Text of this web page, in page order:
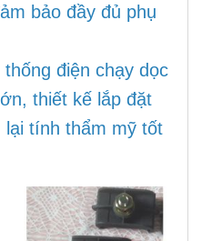
bảo đầy đủ phụ
điện chạy dọc
thiết kế lắp đặt
lại tính thẩm mỹ tốt